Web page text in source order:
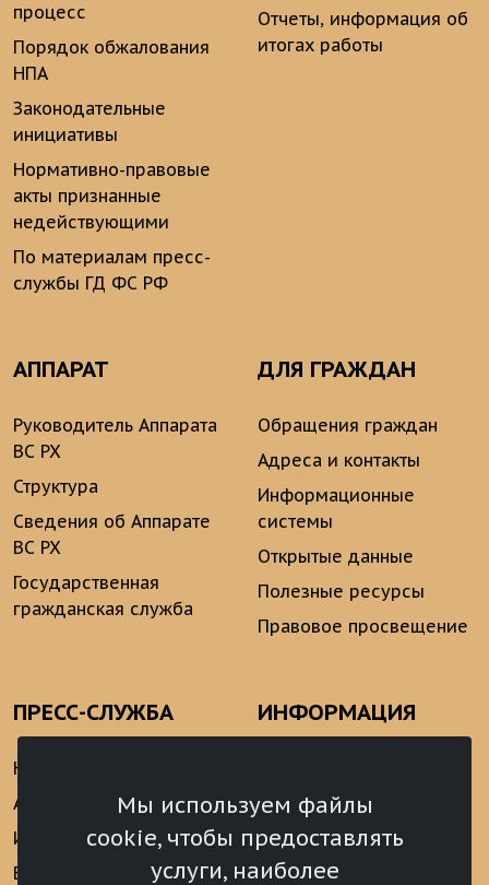
Мы используем файлы
cookie, чтобы предоставлять
услуги, наиболее
процесс
Порядок обжалования
НПА
Законодательные
инициативы
Нормативно-правовые
акты признанные
недействующими
По материалам пресс-
службы ГД ФС РФ
Отчеты, информация об
итогах работы
АППАРАТ
Руководитель Аппарата
ВС РХ
Структура
Сведения об Аппарате
ВС РХ
Государственная
гражданская служба
ДЛЯ ГРАЖДАН
Обращения граждан
Адреса и контакты
Информационные
системы
Открытые данные
Полезные ресурсы
Правовое просвещение
ПРЕСС-СЛУЖБА
Новости
Анонсы
Интервью
Видеоматериалы
ИНФОРМАЦИЯ
аналитические
материалы
Реализация Послания